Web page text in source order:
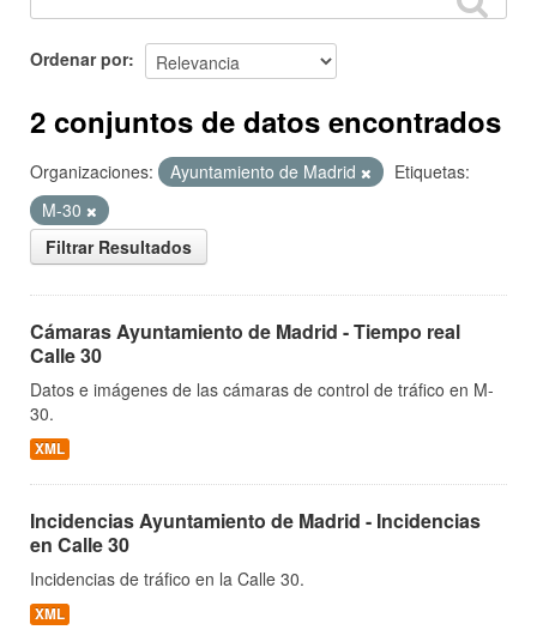
Ordenar por
2 conjuntos de datos encontrados
Organizaciones: Ayuntamiento de Madrid
Etiquetas:
M-30
Filtrar Resultados
Cámaras Ayuntamiento de Madrid - Tiempo real
Calle 30
Datos e imágenes de las cámaras de control de tráfico en M-
30.
XML
Incidencias Ayuntamiento de Madrid - Incidencias
en Calle 30
Incidencias de tráfico en la Calle 30.
XML